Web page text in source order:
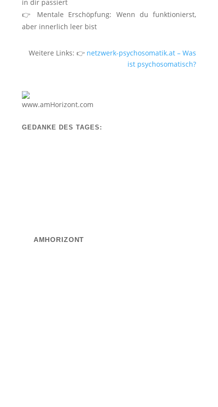
in dir passiert
👉 Mentale Erschöpfung: Wenn du funktionierst,
aber innerlich leer bist
Weitere Links: 👉 netzwerk-psychosomatik.at – Was
ist psychosomatisch?
GEDANKE DES TAGES:
AMHORIZONT